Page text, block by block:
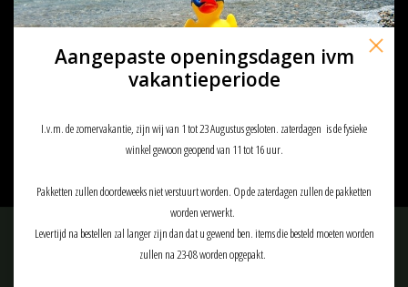
101 inc SCOPE PROTECTOR VOOR
Meld je aan voor onze nieuwsbrief:
Aangepaste openingsdagen ivm
vakantieperiode
I.v.m. de zomervakantie, zijn wij van 1 tot 23 Augustus gesloten. zaterdagen is de fysieke
winkel gewoon geopend van 11 tot 16 uur.
Pakketten zullen doordeweeks niet verstuurt worden. Op de zaterdagen zullen de pakketten
worden verwerkt.
Levertijd na bestellen zal langer zijn dan dat u gewend ben. items die besteld moeten worden
zullen na 23-08 worden opgepakt.